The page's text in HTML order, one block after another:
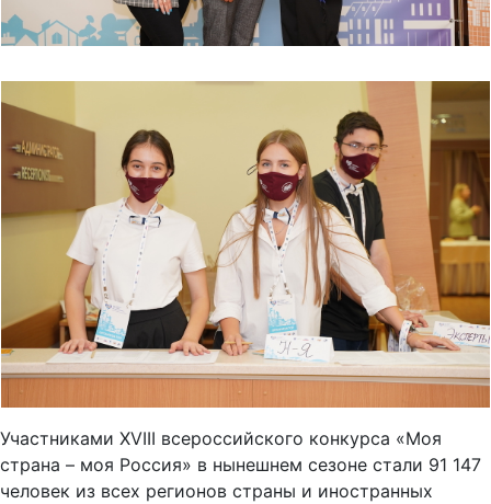
Участниками XVIII всероссийского конкурса «Моя
страна – моя Россия» в нынешнем сезоне стали 91 147
человек из всех регионов страны и иностранных